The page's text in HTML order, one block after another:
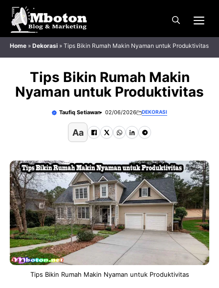
Langsung
Home » Dekorasi » Tips Bikin Rumah Makin Nyaman untuk Produktivitas
Tips Bikin Rumah Makin
Nyaman untuk Produktivitas
Taufiq Setiawan 02/06/2026 DEKORASI
Aa
Tips Bikin Rumah Makin Nyaman untuk Produktivitas